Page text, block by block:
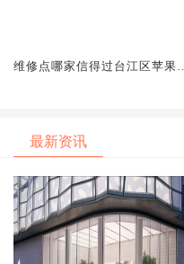
维修点哪家信得过台江区苹果X
最新资讯